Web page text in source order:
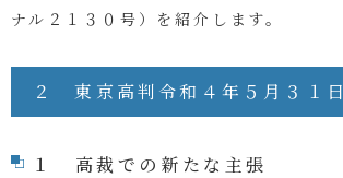
ナル２１３０号）を紹介します。
２ 東京高判令和４年５月３１日
１ 高裁での新たな主張